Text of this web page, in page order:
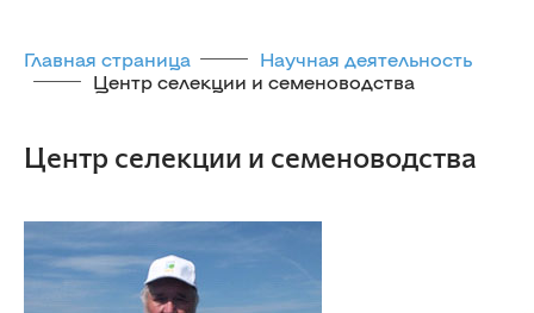
Главная страница
Научная деятельность
Центр селекции и семеноводства
Центр селекции и семеноводства